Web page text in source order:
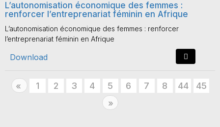
L’autonomisation économique des femmes :
renforcer l’entreprenariat féminin en Afrique
L’autonomisation économique des femmes : renforcer
l’entreprenariat féminin en Afrique
Download
« Previous
1 2 3 4 5 6 7 8 44
45
» Next